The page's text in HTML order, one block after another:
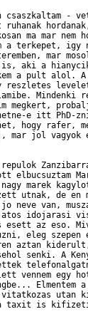
csaszkaltam
ma mar
a terkepet, igy
mar
aki a
a pult alol.
reszletes
Mindenki
megkert,
e itt PhD-
hogy rafer,
mar jol vagyok
marek
utnak, de en
neve van,
idojarasi
esett az eso.
eleg szepen
aztan
senki. A
vennem egy
vitatkozas utan
a taxit is